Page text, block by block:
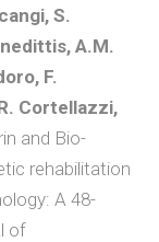
S.
A.M.
F.
Cortellazzi,
and Bio-
rehabilitation
A 48-
of